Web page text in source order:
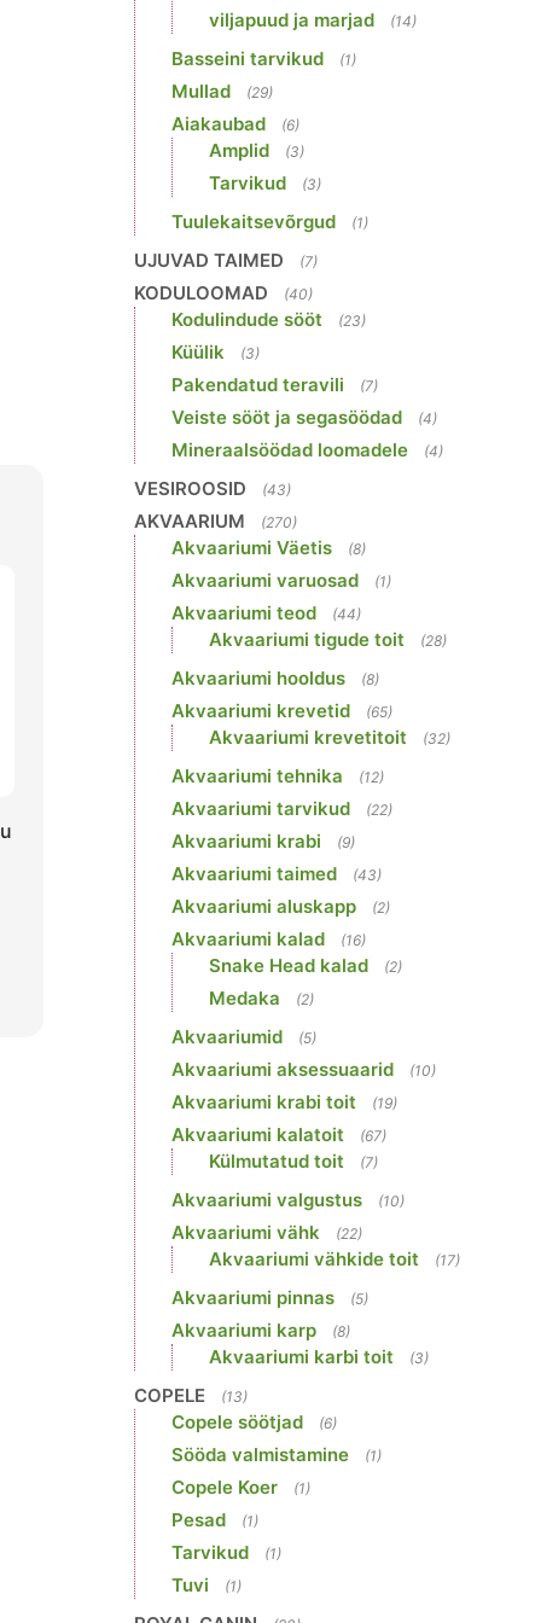
viljapuud ja marjad (14)
Basseini tarvikud (1)
Mullad (29)
Aiakaubad (6)
Amplid (3)
Tarvikud (3)
Tuulekaitsevõrgud (1)
UJUVAD TAIMED (7)
KODULOOMAD (40)
Kodulindude sööt (23)
Küülik (3)
Pakendatud teravili (7)
Veiste sööt ja segasöödad (4)
Mineraalsöödad loomadele (4)
VESIROOSID (43)
AKVAARIUM (270)
Akvaariumi Väetis (8)
Akvaariumi varuosad (1)
Akvaariumi teod (44)
Akvaariumi tigude toit (28)
Akvaariumi hooldus (8)
Akvaariumi krevetid (65)
Akvaariumi krevetitoit (32)
Akvaariumi tehnika (12)
Akvaariumi tarvikud (22)
Akvaariumi krabi (9)
Akvaariumi taimed (43)
Akvaariumi aluskapp (2)
Akvaariumi kalad (16)
Snake Head kalad (2)
Medaka (2)
Akvaariumid (5)
Akvaariumi aksessuaarid (10)
Akvaariumi krabi toit (19)
Akvaariumi kalatoit (67)
Külmutatud toit (7)
Akvaariumi valgustus (10)
Akvaariumi vähk (22)
Akvaariumi vähkide toit (17)
Akvaariumi pinnas (5)
Akvaariumi karp (8)
Akvaariumi karbi toit (3)
COPELE (13)
Copele söötjad (6)
Sööda valmistamine (1)
Copele Koer (1)
Pesad (1)
Tarvikud (1)
Tuvi (1)